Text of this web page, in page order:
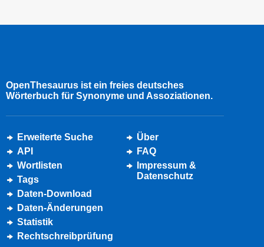
OpenThesaurus ist ein freies deutsches
Wörterbuch für Synonyme und Assoziationen.
Erweiterte Suche
API
Wortlisten
Tags
Daten-Download
Daten-Änderungen
Statistik
Rechtschreibprüfung
Über
FAQ
Impressum &
Datenschutz